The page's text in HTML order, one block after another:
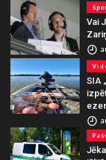
Vai
SIA